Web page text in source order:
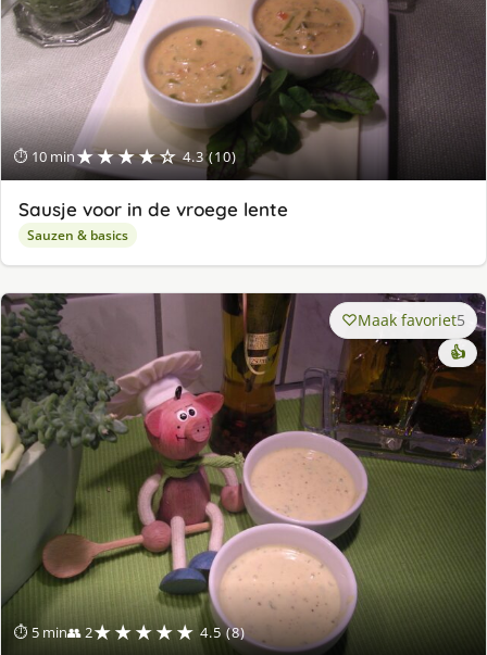
⏱ 10 min★★★★☆ 4.3 (10)
Sausje voor in de vroege lente
Sauzen & basics
⏱ 5 min👥 2★★★★★ 4.5 (8)
Maak favoriet5
👍